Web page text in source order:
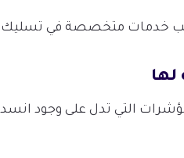
خدمات متخصصة في تسليك
لها
التي تدل على وجود